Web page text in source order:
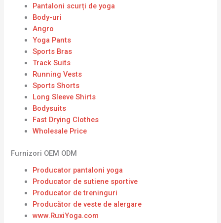
Pantaloni scurți de yoga
Body-uri
Angro
Yoga Pants
Sports Bras
Track Suits
Running Vests
Sports Shorts
Long Sleeve Shirts
Bodysuits
Fast Drying Clothes
Wholesale Price
Furnizori OEM ODM
Producator pantaloni yoga
Producator de sutiene sportive
Producator de treninguri
Producător de veste de alergare
www.RuxiYoga.com